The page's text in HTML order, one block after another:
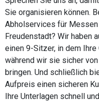
Sie organisieren können.
Abholservices für Messen
Freudenstadt? Wir haben
einen 9-Sitzer, in dem
während wir sie sicher
bringen. Und schließlich
Aufpreis einen sicheren
Ihre Unterlagen schnell